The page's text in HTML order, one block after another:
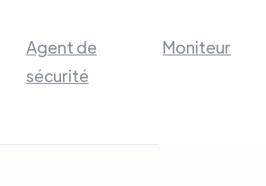
Agent de
sécurité
Moniteur